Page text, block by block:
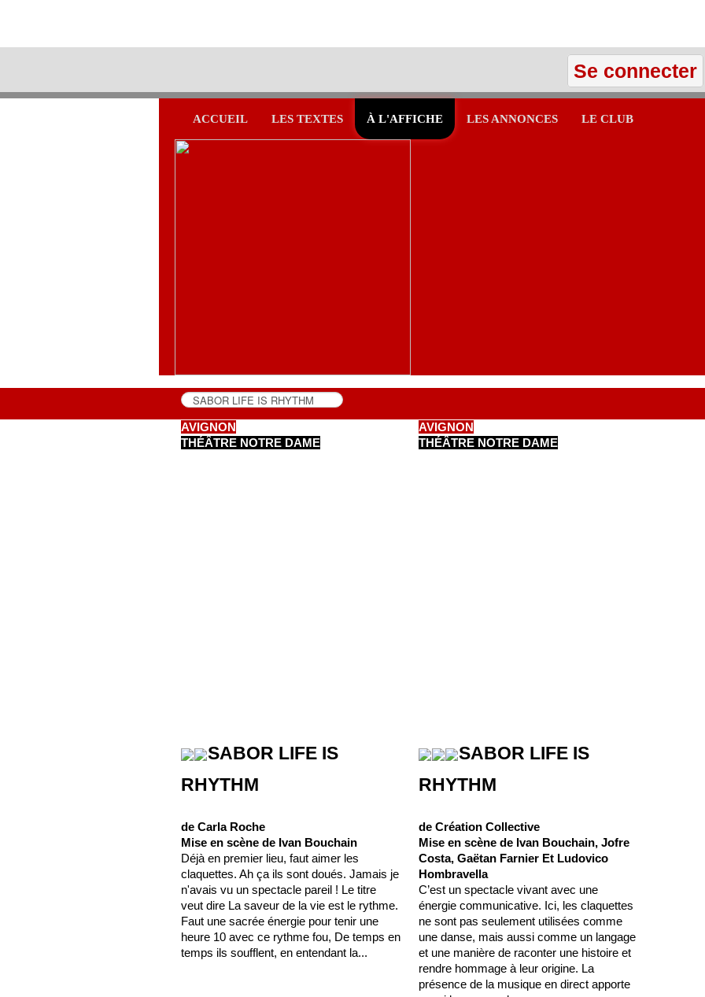
Se connecter
ACCUEIL LES TEXTES À L'AFFICHE LES ANNONCES LE CLUB
AVIGNON
THÉÂTRE NOTRE DAME
SABOR LIFE IS
RHYTHM
de Carla Roche
Mise en scène de Ivan Bouchain
Déjà en premier lieu, faut aimer les
claquettes. Ah ça ils sont doués. Jamais je
n'avais vu un spectacle pareil ! Le titre
veut dire La saveur de la vie est le rythme.
Faut une sacrée énergie pour tenir une
heure 10 avec ce rythme fou, De temps en
temps ils soufflent, en entendant la...
AVIGNON
THÉÂTRE NOTRE DAME
SABOR LIFE IS
RHYTHM
de Création Collective
Mise en scène de Ivan Bouchain, Jofre
Costa, Gaëtan Farnier Et Ludovico
Hombravella
C’est un spectacle vivant avec une
énergie communicative. Ici, les claquettes
ne sont pas seulement utilisées comme
une danse, mais aussi comme un langage
et une manière de raconter une histoire et
rendre hommage à leur origine. La
présence de la musique en direct apporte